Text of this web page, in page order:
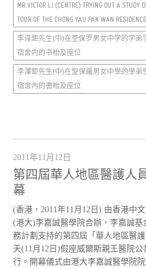
MR VICTOR LI (CENTRE) TRYING OUT A STUDY
TOUR OF THE CHONG YAU PAK WAN
李泽鉅先生(中)在圣保罗男女中学的学弟
宿舍内的书枱及座位
李澤鉅先生(中)在聖保羅男女中學的學弟
宿舍內的書枱及座位
2011年11月12日
第四屆華人地區醫護人
幕
(香港，2011年11月12日) 由香港中
(港大)李嘉誠醫學院合辦，李嘉誠
務計劃支持的第四屆「華人地區醫
天(11月12日)假座威爾斯親王醫院
行。開幕儀式由港大李嘉誠醫學院院